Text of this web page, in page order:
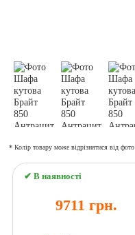
* Колір товару може відрізнятися від фото
✔ В наявності
9711 грн.